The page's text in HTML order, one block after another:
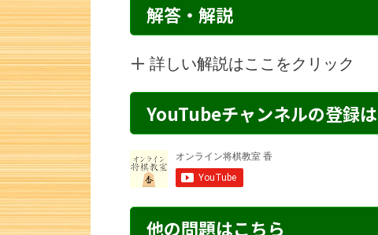
解答・解説
詳しい解説はここをクリック
YouTubeチャンネルの登録
他の問題はこちら
詰将棋 6手詰め・1 解説